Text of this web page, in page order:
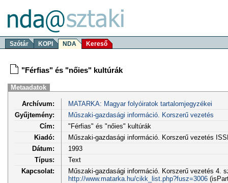
Szótár KOPI NDA Kereső
"Férfias" és "nőies" kultúrák
Metaadatok
Archívum:
MATARKA: Magyar folyóiratok tartalomjegyzékei
Gyűjtemény:
Műszaki-gazdasági információ. Korszerű vezetés
Cím:
"Férfias" és "nőies" kultúrák
Kiadó:
Műszaki-gazdasági információ. Korszerű vezetés
Dátum:
1993
Típus:
Text
Kapcsolat:
Műszaki-gazdasági információ. Korszerű vezetés 4.
http://www.matarka.hu/cikk_list.php?fusz=3006